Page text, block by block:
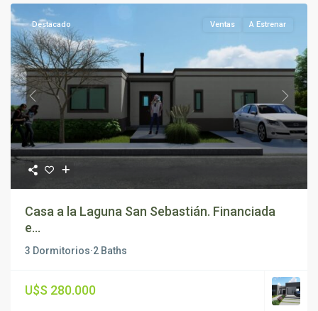
Previous Next
Destacado Ventas A Estrenar
Casa a la Laguna San Sebastián. Financiada
e...
3 Dormitorios·2 Baths
U$S 280.000